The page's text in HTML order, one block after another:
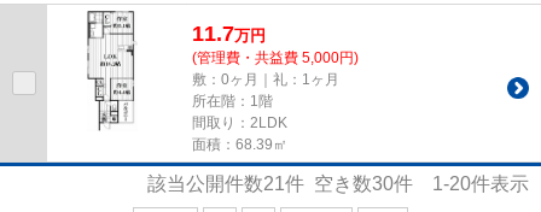
鴻池新田近くであれば、お客...
11.7万円
(管理費・共益費 5,000円)
敷：0ヶ月｜礼：1ヶ月
所在階：1階
間取り：2LDK
面積：68.39㎡
該当公開件数21件 空き数30件 1-20件表示